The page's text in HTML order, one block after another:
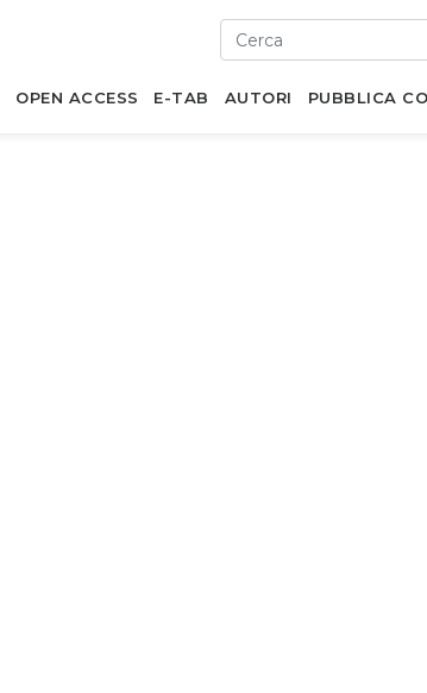
OPEN ACCESS E-TAB AUTORI PUBBLICA